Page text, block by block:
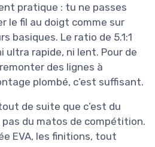
pratique : tu ne passes
le fil au doigt comme sur
basiques. Le ratio de 5.1:1
ultra rapide, ni lent. Pour de
des lignes à
plombé, c’est suffisant.
de suite que c’est du
pas du matos de compétition.
EVA, les finitions, tout